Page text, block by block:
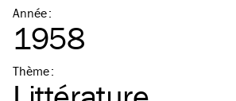
Année:
1958
Thème: